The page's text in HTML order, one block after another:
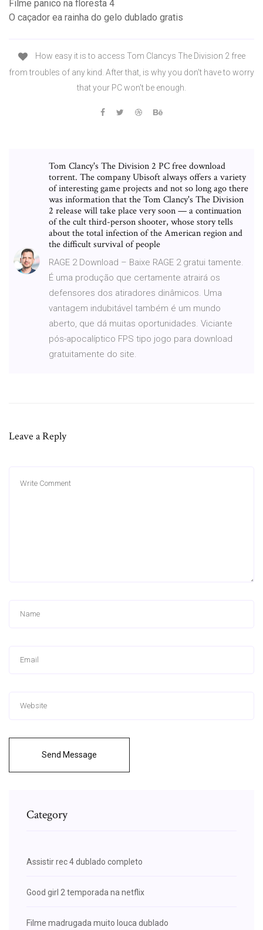
Filme panico na floresta 4
O caçador ea rainha do gelo dublado gratis
How easy it is to access Tom Clancys The Division 2 free
from troubles of any kind. After that, is why you don't have to worry
that your PC won't be enough.
Tom Clancy's The Division 2 PC free download
torrent. The company Ubisoft always offers a variety
of interesting game projects and not so long ago there
was information that the Tom Clancy's The Division
2 release will take place very soon — a continuation
of the cult third-person shooter, whose story tells
about the total infection of the American region and
the difficult survival of people
RAGE 2 Download – Baixe RAGE 2 gratui tamente.
É uma produção que certamente atrairá os
defensores dos atiradores dinâmicos. Uma
vantagem indubitável também é um mundo
aberto, que dá muitas oportunidades. Viciante
pós-apocalíptico FPS tipo jogo para download
gratuitamente do site.
Leave a Reply
Send Message
Category
Assistir rec 4 dublado completo
Good girl 2 temporada na netflix
Filme madrugada muito louca dublado